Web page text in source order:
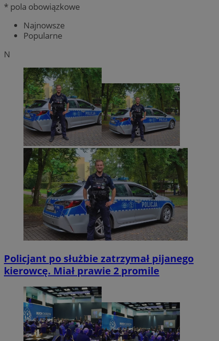
* pola obowiązkowe
Najnowsze
Popularne
N
Policjant po służbie zatrzymał pijanego
kierowcę. Miał prawie 2 promile